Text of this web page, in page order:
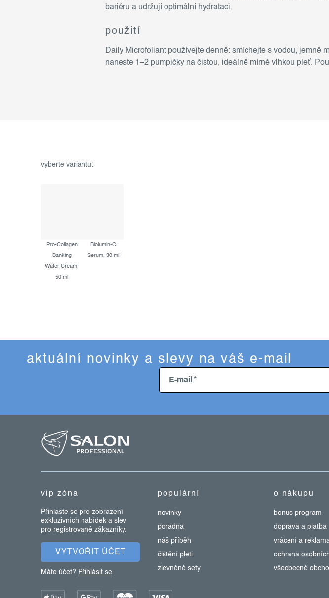
bariéru a udržují optimální hydrataci.
použití
Daily Microfoliant používejte denně: smíchejte s vodou, jemně
naneste 1–2 pumpičky na čistou, ideálně mírně vlhkou pleť.
Pro-Collagen
Banking
Water Cream,
50 ml
Biolumin-C
Serum, 30 ml
aktuální novinky a slevy na váš e-mail
E-mail
vip zóna
Přihlaste se pro zobrazení
exkluzivních nabídek a slev
pro registrované zákazníky.
VYTVOŘIT ÚČET
Máte účet? Přihlásit se
populární
novinky
poradna
náš příběh
čištění pleti
zlevněné sety
o nákupu
bonus program
doprava a platba
vrácení a
ochrana
všeobecné